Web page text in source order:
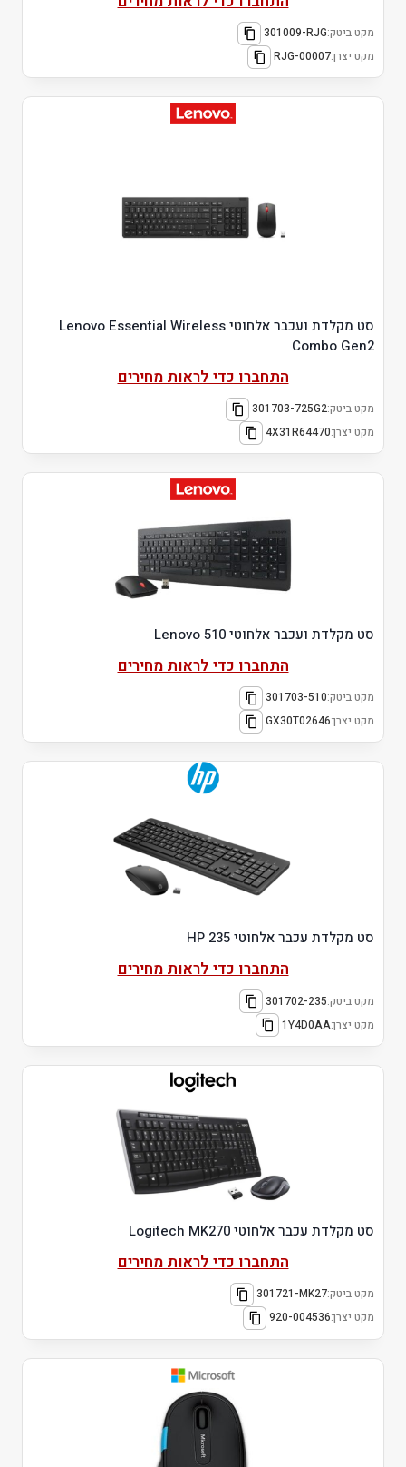
מקט ביטק:301009-RJG
מקט יצרן:RJG-00007
סט מקלדת ועכבר אלחוטי Lenovo Essential Wireless
Combo Gen2
התחברו כדי לראות מחירים
מקט ביטק:301703-725G2
מקט יצרן:4X31R64470
סט מקלדת ועכבר אלחוטי Lenovo 510
התחברו כדי לראות מחירים
מקט ביטק:301703-510
מקט יצרן:GX30T02646
סט מקלדת עכבר אלחוטי HP 235
התחברו כדי לראות מחירים
מקט ביטק:301702-235
מקט יצרן:1Y4D0AA
סט מקלדת עכבר אלחוטי Logitech MK270
התחברו כדי לראות מחירים
מקט ביטק:301721-MK27
מקט יצרן:920-004536